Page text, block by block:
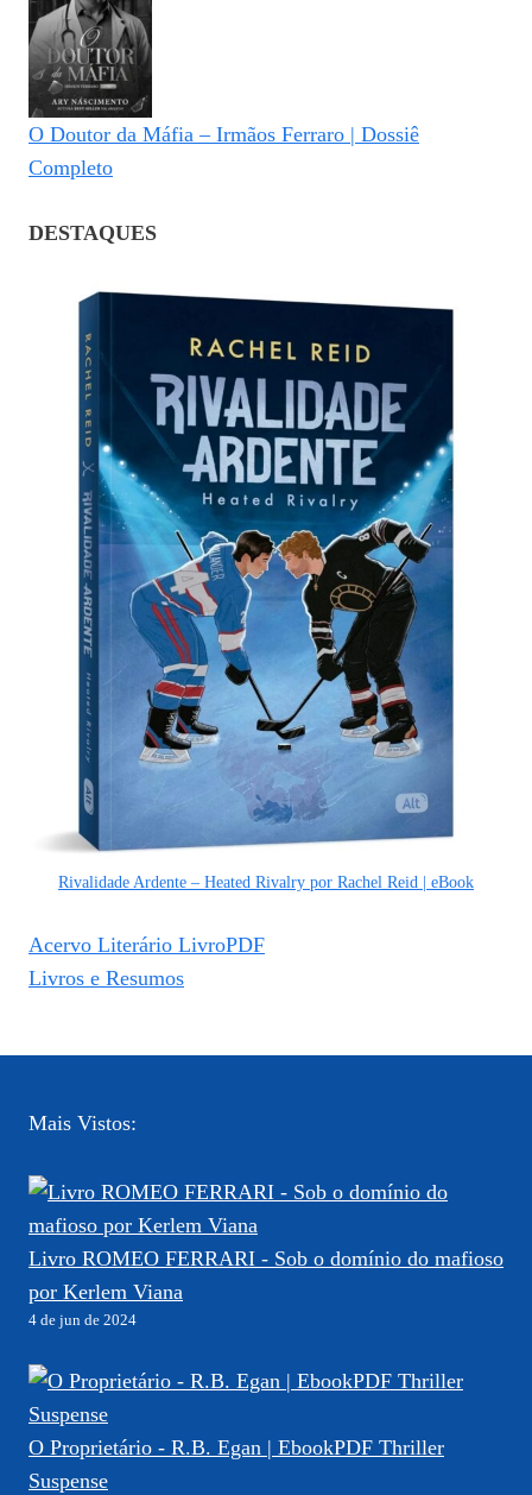
O Doutor da Máfia – Irmãos Ferraro | Dossiê
Completo
DESTAQUES
Rivalidade Ardente – Heated Rivalry por Rachel Reid | eBook
Acervo Literário LivroPDF
Livros e Resumos
Mais Vistos:
Livro ROMEO FERRARI - Sob o domínio do mafioso
por Kerlem Viana
4 de jun de 2024
O Proprietário - R.B. Egan | EbookPDF Thriller
Suspense